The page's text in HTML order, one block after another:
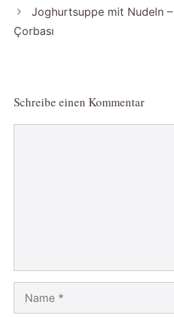
Joghurtsuppe mit Nudeln
Çorbası
Schreibe einen Kommentar